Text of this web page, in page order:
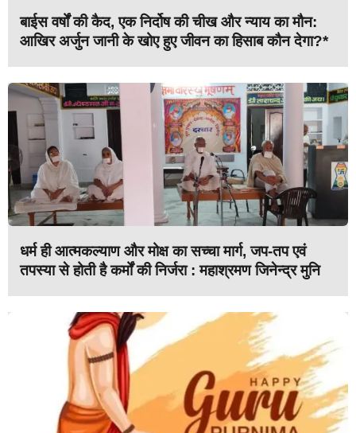
बाईस वर्षों की कैद, एक निर्दोष की चीख और न्याय का मौन:
आखिर अर्जुन जानी के खोए हुए जीवन का हिसाब कौन देगा?*
धर्म ही आत्मकल्याण और मोक्ष का सच्चा मार्ग, जप-तप एवं
तपस्या से होती है कर्मों की निर्जरा : महाश्रमण जिनेन्द्र मुनि